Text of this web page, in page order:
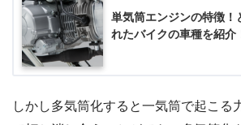
単気筒エンジンの特徴！
れたバイクの車種を紹介
しかし多気筒化すると一気筒で起こる